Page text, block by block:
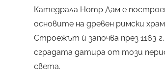
Катедрала Нотр Дам е
основите на древен римски
Строежът ѝ започва през 1163
сградата датира от този
света.